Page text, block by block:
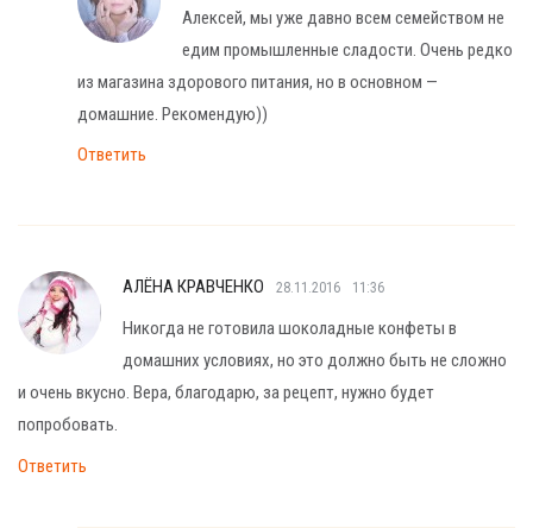
Алексей, мы уже давно всем семейством не
едим промышленные сладости. Очень редко
из магазина здорового питания, но в основном —
домашние. Рекомендую))
Ответить
АЛЁНА КРАВЧЕНКО 28.11.2016 11:36
Никогда не готовила шоколадные конфеты в
домашних условиях, но это должно быть не сложно
и очень вкусно. Вера, благодарю, за рецепт, нужно будет
попробовать.
Ответить